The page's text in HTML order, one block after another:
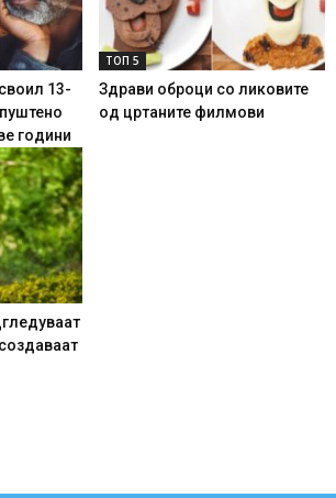
13-
години
ТОП 5
Здрави оброци со ликовите
од цртаните филмови